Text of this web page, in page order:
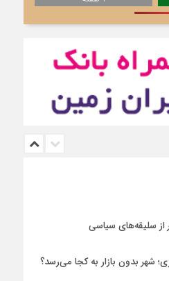
از سلیقه‌های سیاسی
شهر بدون بازار به کجا می‌رسد؟